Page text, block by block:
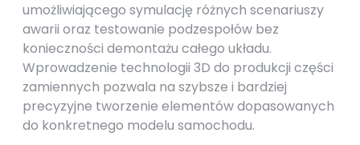
umożliwiającego symulację różnych scenariuszy
awarii oraz testowanie podzespołów bez
konieczności demontażu całego układu.
Wprowadzenie technologii 3D do produkcji części
zamiennych pozwala na szybsze i bardziej
precyzyjne tworzenie elementów dopasowanych
do konkretnego modelu samochodu.